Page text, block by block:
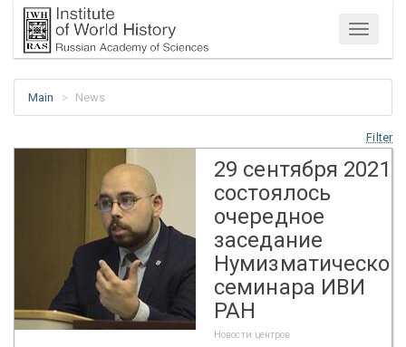
Menu
Main News
Filter
29 сентября 2021
состоялось
очередное
заседание
семинара ИВИ
РАН
Новости центров